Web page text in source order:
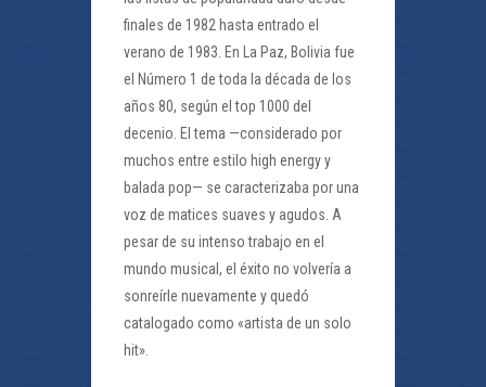
finales de 1982 hasta entrado el
verano de 1983. En La Paz, Bolivia fue
el Número 1 de toda la década de los
años 80, según el top 1000 del
decenio. El tema —considerado por
muchos entre estilo high energy y
balada pop— se caracterizaba por una
voz de matices suaves y agudos. A
pesar de su intenso trabajo en el
mundo musical, el éxito no volvería a
sonreírle nuevamente y quedó
catalogado como «artista de un solo
hit».